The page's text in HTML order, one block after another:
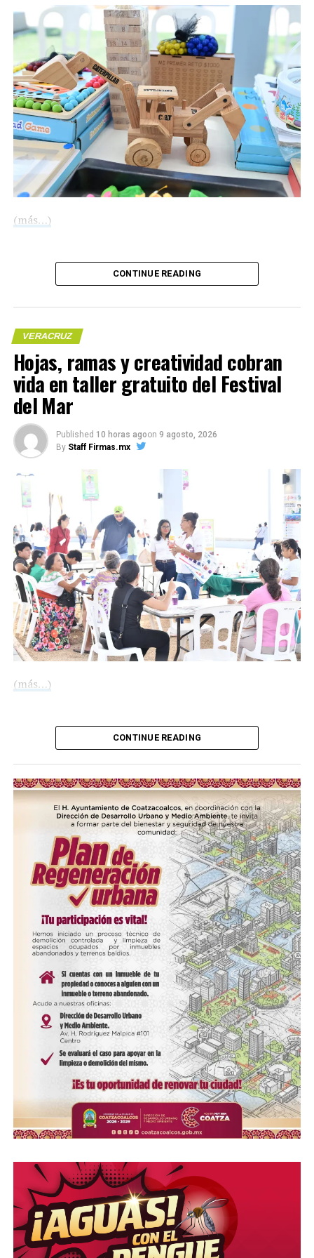
Compártelo:
Me gusta esto:
COMPARTE ESTA INFORMACIÓN
RELATED TOPICS:
UP NEXT
Presenta el MAEV un recorrido por el arte histórico y la
abstracción contemporánea
DON'T MISS
Aprehende SSP a 19 personas y decomisa 150 dosis de
presunta droga
(más…)
Me gusta esto:
COMPARTE ESTA INFORMACIÓN
CONTINUE READING
VERACRUZ
Hojas, ramas y creatividad cobran
vida en taller gratuito del Festival
del Mar
Published 10 horas agoon 9 agosto, 2026
By Staff Firmas.mx
(más…)
Me gusta esto:
COMPARTE ESTA INFORMACIÓN
CONTINUE READING